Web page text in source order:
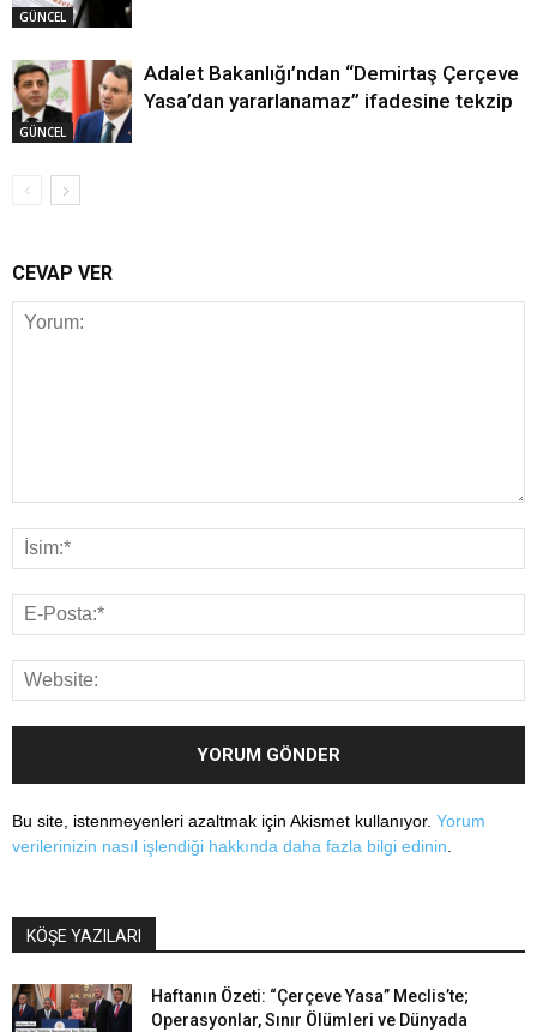
GÜNCEL
GÜNCEL
Adalet Bakanlığı’ndan “Demirtaş Çerçeve
Yasa’dan yararlanamaz” ifadesine tekzip
CEVAP VER
Bu site, istenmeyenleri azaltmak için Akismet kullanıyor. Yorum
verilerinizin nasıl işlendiği hakkında daha fazla bilgi edinin.
KÖŞE YAZILARI
Haftanın Özeti: “Çerçeve Yasa” Meclis’te;
Operasyonlar, Sınır Ölümleri ve Dünyada